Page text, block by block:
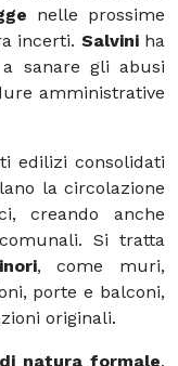
nelle prossime
incerti. Salviniha
sanare gli abusi
amministrative
edilizi consolidati
la circolazione
creando anche
Si tratta
, come muri,
porte e balconi,
originali.
natura formale,